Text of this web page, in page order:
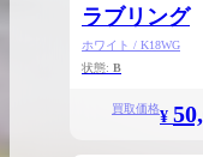
ラブリング
ホワイト / K18WG
状態: B
買取価格¥